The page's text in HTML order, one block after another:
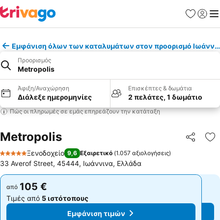
Εμφάνιση όλων των καταλυμάτων στον προορισμό
Προορισμός
Metropolis
Άφιξη/Αναχώρηση
Διάλεξε ημερομηνίες
Επισκέπτες & δωμάτια
2 πελάτες, 1 δωμάτιο
Πώς οι πληρωμές σε εμάς επηρεάζουν την κατάταξη
Metropolis
5 Αστέρια
Ξενοδοχείο 9,6 Εξαιρετικό (1.057 αξιολογήσεις)
33 Averof Street, 45444, Ιωάννινα, Ελλάδα
από 105 €
Τιμές από 5 ιστότοπους
Εμφάνιση τιμών
από 105 €
Τιμές από 5 ιστότοπους
Εμφάνιση τιμών